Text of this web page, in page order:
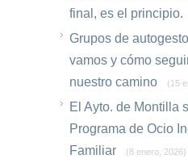
final, es el principio.
Grupos de
vamos y cómo
nuestro camino
(15
El Ayto. de Montilla
Programa de Ocio
Familiar
(8 enero, 2026)